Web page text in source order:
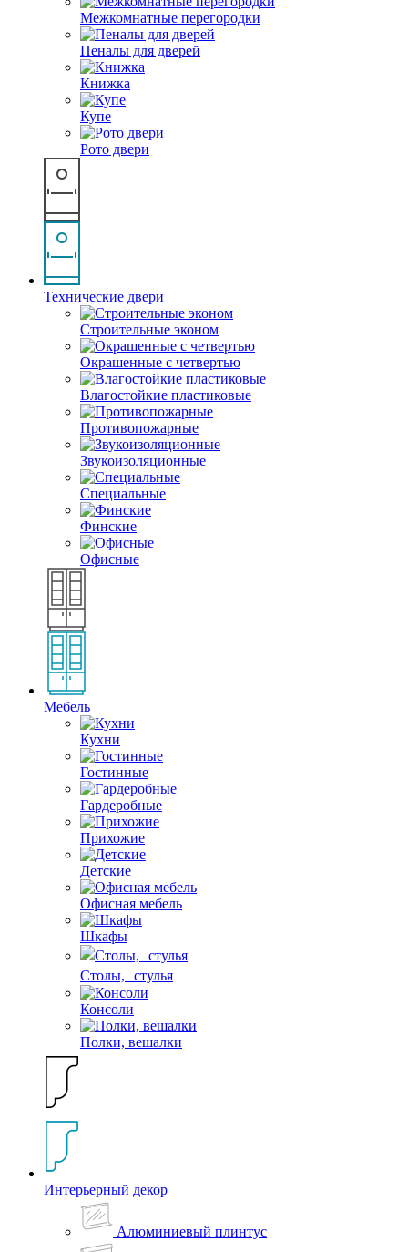
Межкомнатные перегородки
Пеналы для дверей
Книжка
Купе
Рото двери
Технические двери
Строительные эконом
Окрашенные с четвертью
Влагостойкие пластиковые
Противопожарные
Звукоизоляционные
Специальные
Финские
Офисные
Мебель
Кухни
Гостинные
Гардеробные
Прихожие
Детские
Офисная мебель
Шкафы
Столы, стулья
Консоли
Полки, вешалки
Интерьерный декор
Алюминиевый плинтус